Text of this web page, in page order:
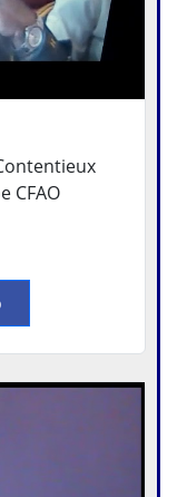
CFAO